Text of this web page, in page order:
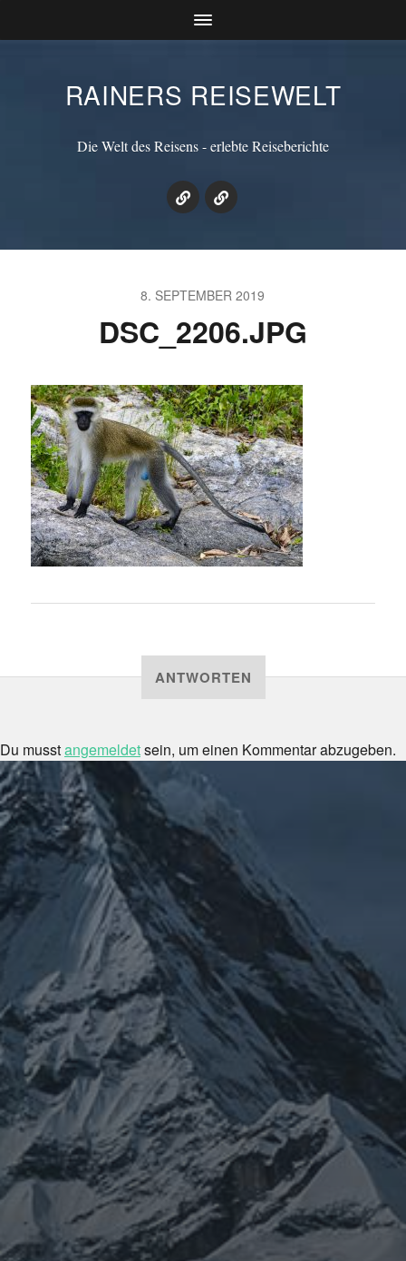
RAINERS REISEWELT
Die Welt des Reisens - erlebte Reiseberichte
8. SEPTEMBER 2019
DSC_2206.JPG
ANTWORTEN
Du musstangemeldetsein, um einen Kommentar abzugeben.